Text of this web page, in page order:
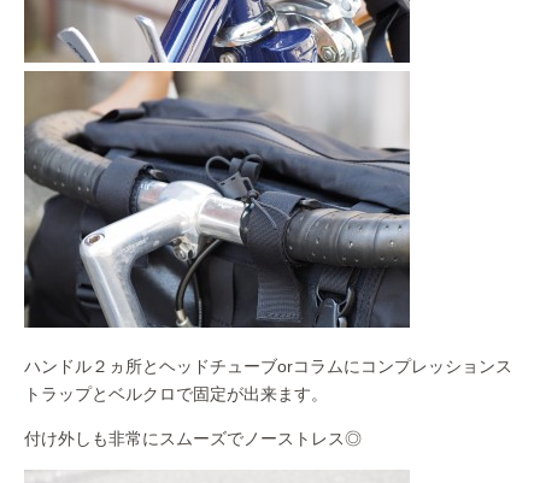
ハンドル２ヵ所とヘッドチューブorコラムにコンプレッションス
トラップとベルクロで固定が出来ます。
付け外しも非常にスムーズでノーストレス◎